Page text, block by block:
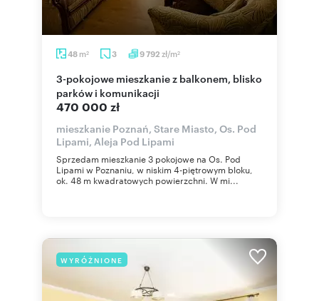
48 m2 3 9 792 zł/m2
3-pokojowe mieszkanie z balkonem, blisko
parków i komunikacji
470 000 zł
mieszkanie Poznań, Stare Miasto, Os. Pod
Lipami, Aleja Pod Lipami
Sprzedam mieszkanie 3 pokojowe na Os. Pod
Lipami w Poznaniu, w niskim 4-piętrowym bloku,
ok. 48 m kwadratowych powierzchni. W mi...
WYRÓŻNIONE